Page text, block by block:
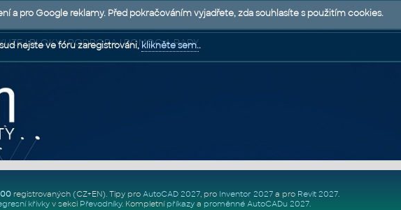
| BLOKY | PODPORA | POMOC A RADY
registrovaných (CZ+EN). Tipy pro AutoCAD 2027, pro Inventor 2027a pro Revit 2027.
křivkyv sekci Převodníky. Kompletní příkazya proměnné AutoCADu 2027.
a pro Google reklamy. Před pokračováním vyjadřete, zda souhlasíte s použitím cookies.
nejste ve fóru zaregistrováni,klikněte sem..